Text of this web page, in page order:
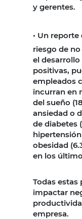
y gerentes.
• Un reporte
riesgo de
el
positivas,
empleados
incurran en
del sueño
ansiedad o
de diabetes
obesidad
en los
Todas
impactar
empresa.